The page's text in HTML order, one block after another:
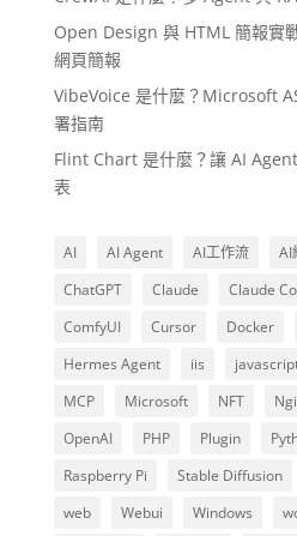
Open Design 與 HTML 簡報實
網頁簡報
VibeVoice 是什麼？Microsoft
署指南
Flint Chart 是什麼？讓 AI
表
AI AI Agent AI工作流 AI
ChatGPT
Claude Claude
ComfyUI
Cursor Docker
Hermes Agent
iis
MCP
Microsoft NFT
OpenAI
PHP Plugin
Raspberry Pi
Stable Diffusion
web
Webui Windows